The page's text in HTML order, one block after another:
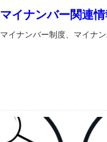
マイナンバー関連
マイナンバー制度、マイナ